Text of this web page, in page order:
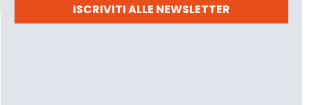
ISCRIVITI ALLE NEWSLETTER